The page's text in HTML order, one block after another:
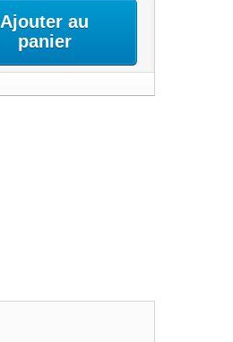
Ajouter au
panier